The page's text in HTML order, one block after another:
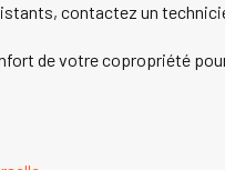
contactez un
de votre copropriété